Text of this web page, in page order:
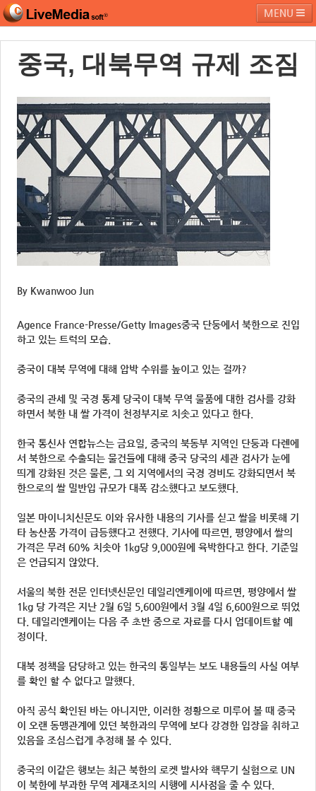
MENU
라이브미디어소프트 제품 및 서비스 블로그 커뮤니티
페밀리 사이트
중국, 대북무역 규제 조짐
By Kwanwoo Jun
Agence France-Presse/Getty Images중국 단둥에서 북한으로 진입
하고 있는 트럭의 모습.
중국이 대북 무역에 대해 압박 수위를 높이고 있는 걸까?
중국의 관세 및 국경 통제 당국이 대북 무역 물품에 대한 검사를 강화
하면서 북한 내 쌀 가격이 천정부지로 치솟고 있다고 한다.
한국 통신사 연합뉴스는 금요일, 중국의 북동부 지역인 단둥과 다롄에
서 북한으로 수출되는 물건들에 대해 중국 당국의 세관 검사가 눈에
띄게 강화된 것은 물론, 그 외 지역에서의 국경 경비도 강화되면서 북
한으로의 쌀 밀반입 규모가 대폭 감소했다고 보도했다.
일본 마이니치신문도 이와 유사한 내용의 기사를 싣고 쌀을 비롯해 기
타 농산품 가격이 급등했다고 전했다. 기사에 따르면, 평양에서 쌀의
가격은 무려 60% 치솟아 1kg당 9,000원에 육박한다고 한다. 기준일
은 언급되지 않았다.
서울의 북한 전문 인터넷신문인 데일리엔케이에 따르면, 평양에서 쌀
1kg 당 가격은 지난 2월 6일 5,600원에서 3월 4일 6,600원으로 뛰었
다. 데일리엔케이는 다음 주 초반 중으로 자료를 다시 업데이트할 예
정이다.
대북 정책을 담당하고 있는 한국의 통일부는 보도 내용들의 사실 여부
를 확인 할 수 없다고 말했다.
아직 공식 확인된 바는 아니지만, 이러한 정황으로 미루어 볼 때 중국
이 오랜 동맹관계에 있던 북한과의 무역에 보다 강경한 입장을 취하고
있음을 조심스럽게 추정해 볼 수 있다.
중국의 이같은 행보는 최근 북한의 로켓 발사와 핵무기 실험으로 UN
이 북한에 부과한 무역 제재조치의 시행에 시사점을 줄 수 있다.